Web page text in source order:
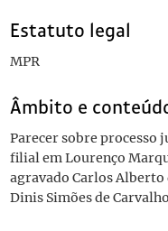
Estatuto legal
MPR
Âmbito e
Parecer sobre processo
filial em Lourenço
agravado Carlos
Dinis Simões de